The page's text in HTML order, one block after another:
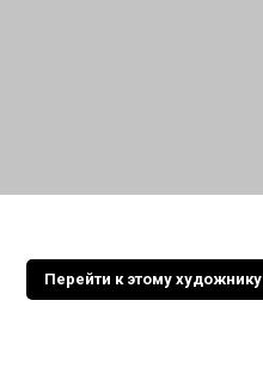
Перейти к этому художнику